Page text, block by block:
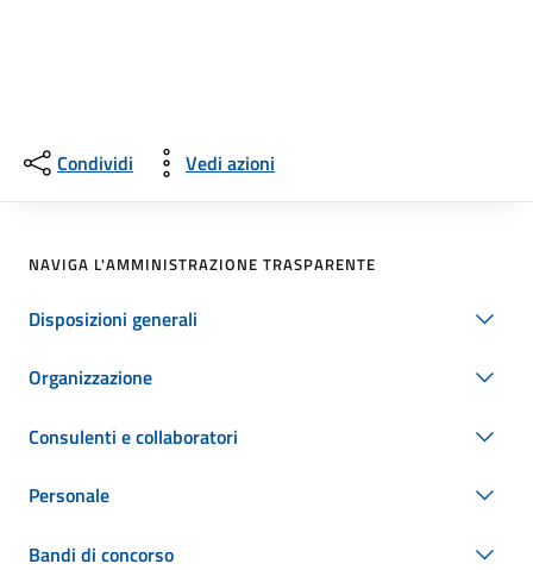
Condividi Vedi azioni
NAVIGA L'AMMINISTRAZIONE TRASPARENTE
Disposizioni generali
Organizzazione
Consulenti e collaboratori
Personale
Bandi di concorso